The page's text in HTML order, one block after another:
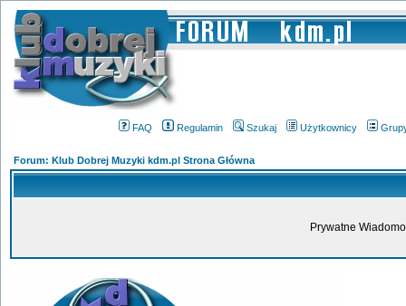
FAQ Regulamin Szukaj Użytkownicy
Forum: Klub Dobrej Muzyki kdm.pl Strona Główna
Prywatne